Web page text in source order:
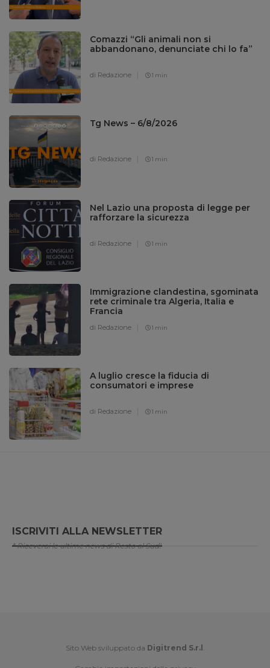
Comazzi “Gli animali non si
abbandonano, denunciate chi lo fa”
di Redazione 1 min
Tg News – 6/8/2026
di Redazione 1 min
Nel Lazio una proposta di legge per
rafforzare la sicurezza
di Redazione 1 min
Immigrazione clandestina, sgominata
rete criminale tra Algeria, Italia e
Francia
di Redazione 1 min
A luglio cresce la fiducia di
consumatori e imprese
di Redazione 1 min
ISCRIVITI ALLA NEWSLETTER
* Riceverai le ultime news di Resto al Sud!
Sito Web sviluppato da Digitrend S.r.l .